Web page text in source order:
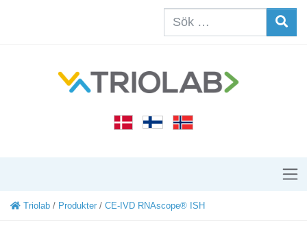
Triolab / Produkter / CE-IVD RNAscope® ISH